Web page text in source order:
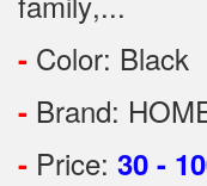
- Color: Black
- Brand:
- Price: 30 -